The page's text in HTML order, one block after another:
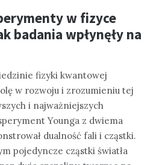
w fizyce
badania wpłynęły na
fizyki kwantowej
w rozwoju i zrozumieniu tej
i najważniejszych
Younga z dwiema
dualność fali i cząstki.
pojedyncze cząstki światła